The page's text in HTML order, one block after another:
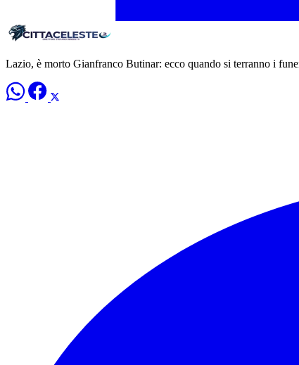
Lazio, è morto Gianfranco Butinar: ecco quando si terranno i